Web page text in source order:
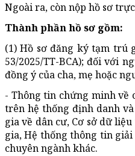
Ngoài ra, còn nộp hồ sơ
Thành phần hồ sơ gồm:
(1) Hồ sơđăng ký tạm trú
53/2025/TT-BCA); đối với
đồng ý của cha, mẹ hoặc
- Thông tin chứng minh về
trên hệ thống định danh
gia về dân cư, Cơ sở dữ
gia, Hệ thống thông tin
chuyên ngành khác.